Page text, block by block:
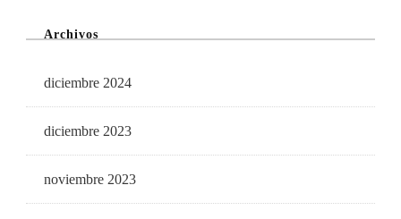
Archivos
diciembre 2024
diciembre 2023
noviembre 2023